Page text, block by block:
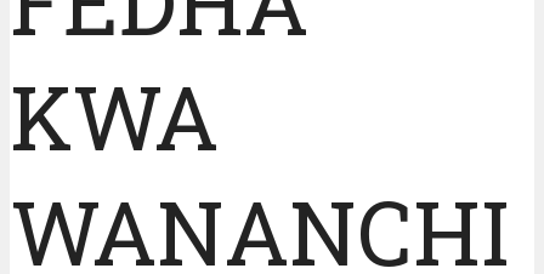
KWA
WANANCHI